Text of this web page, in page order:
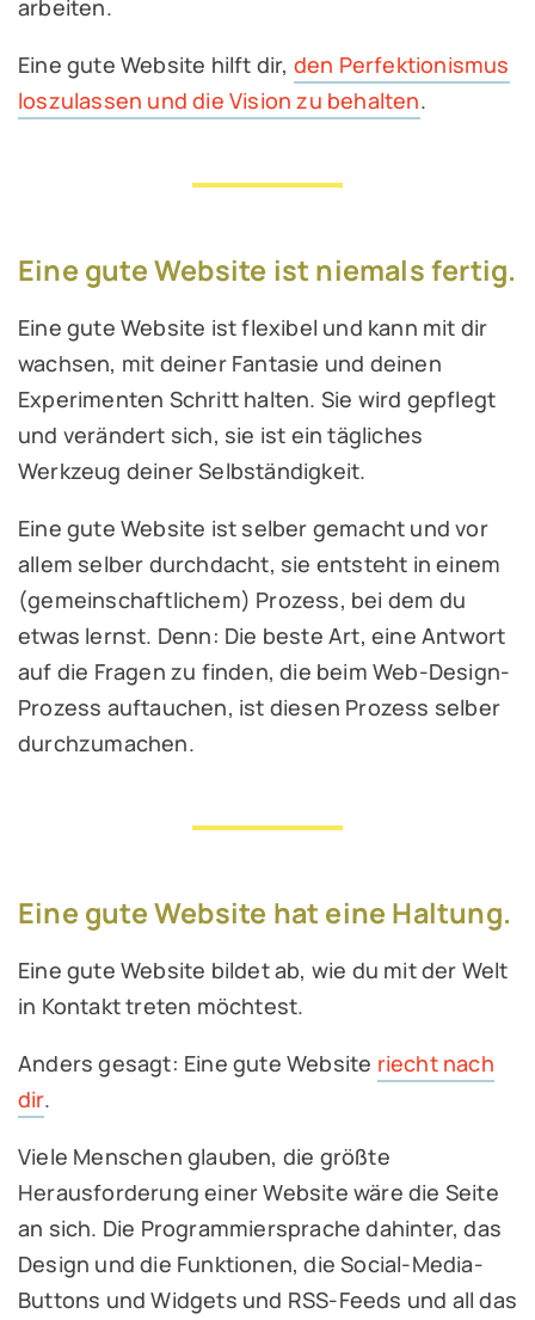
arbeiten.
Eine gute Website hilft dir, den Perfektionismus
loszulassen und die Vision zu behalten.
Eine gute Website ist niemals fertig.
Eine gute Website ist flexibel und kann mit dir
wachsen, mit deiner Fantasie und deinen
Experimenten Schritt halten. Sie wird gepflegt
und verändert sich, sie ist ein tägliches
Werkzeug deiner Selbständigkeit.
Eine gute Website ist selber gemacht und vor
allem selber durchdacht, sie entsteht in einem
(gemeinschaftlichem) Prozess, bei dem du
etwas lernst. Denn: Die beste Art, eine Antwort
auf die Fragen zu finden, die beim Web-Design-
Prozess auftauchen, ist diesen Prozess selber
durchzumachen.
Eine gute Website hat eine Haltung.
Eine gute Website bildet ab, wie du mit der Welt
in Kontakt treten möchtest.
Anders gesagt: Eine gute Website riecht nach
dir.
Viele Menschen glauben, die größte
Herausforderung einer Website wäre die Seite
an sich. Die Programmiersprache dahinter, das
Design und die Funktionen, die Social-Media-
Buttons und Widgets und RSS-Feeds und all das